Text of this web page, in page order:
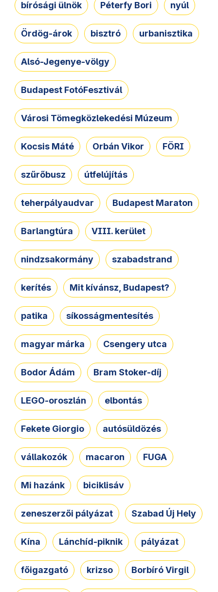
bírósági ülnök Péterfy Bori nyúl
Ördög-árok bisztró urbanisztika
Alsó-Jegenye-völgy
Budapest FotóFesztivál
Városi Tömegközlekedési Múzeum
Kocsis Máté Orbán Vikor FÖRI
szűrőbusz útfelújítás
teherpályaudvar Budapest Maraton
Barlangtúra VIII. kerület
nindzsakormány szabadstrand
kerítés Mit kívánsz, Budapest?
patika síkosságmentesítés
magyar márka Csengery utca
Bodor Ádám Bram Stoker-díj
LEGO-oroszlán elbontás
Fekete Giorgio autósüldözés
vállakozók macaron FUGA
Mi hazánk biciklisáv
zeneszerzői pályázat Szabad Új Hely
Kína Lánchíd-piknik pályázat
főigazgató krizso Borbíró Virgil